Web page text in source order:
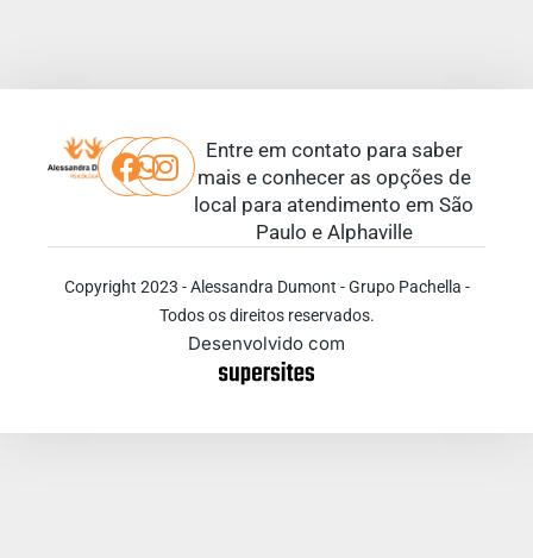
Entre em contato para saber
mais e conhecer as opções de
local para atendimento em São
Paulo e Alphaville
Copyright 2023 - Alessandra Dumont - Grupo Pachella -
Todos os direitos reservados.
Desenvolvido com